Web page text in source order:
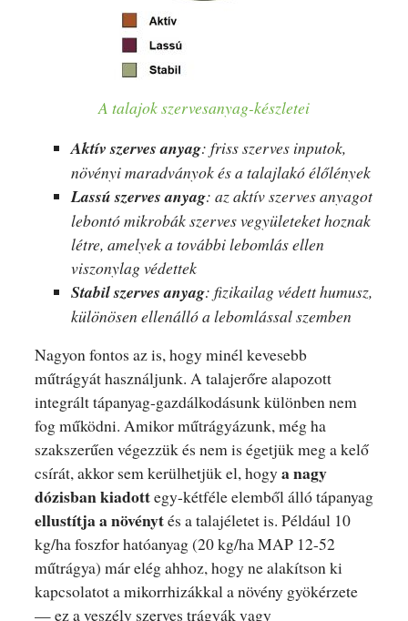
A talajok szervesanyag-készletei
Aktív szerves anyag: friss szerves inputok,
növényi maradványok és a talajlakó élőlények
Lassú szerves anyag: az aktív szerves anyagot
lebontó mikrobák szerves vegyületeket hoznak
létre, amelyek a további lebomlás ellen
viszonylag védettek
Stabil szerves anyag: fizikailag védett humusz,
különösen ellenálló a lebomlással szemben
Nagyon fontos az is, hogy minél kevesebb
műtrágyát használjunk. A talajerőre alapozott
integrált tápanyag-gazdálkodásunk különben nem
fog működni. Amikor műtrágyázunk, még ha
szakszerűen végezzük és nem is égetjük meg a kelő
csírát, akkor sem kerülhetjük el, hogya nagy
dózisban kiadottegy-kétféle elemből álló tápanyag
ellustítja a növénytés a talajéletet is. Például 10
kg/ha foszfor hatóanyag (20 kg/ha MAP 12-52
műtrágya) már elég ahhoz, hogy ne alakítson ki
kapcsolatot a mikorrhizákkal a növény gyökérzete
— ez a veszély szerves trágyák vagy